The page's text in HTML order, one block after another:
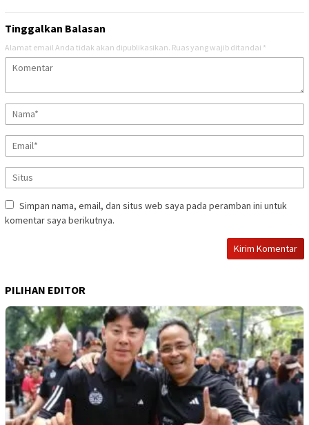
Tinggalkan Balasan
Alamat email Anda tidak akan dipublikasikan. Ruas yang wajib ditandai *
Simpan nama, email, dan situs web saya pada peramban ini untuk
komentar saya berikutnya.
PILIHAN EDITOR